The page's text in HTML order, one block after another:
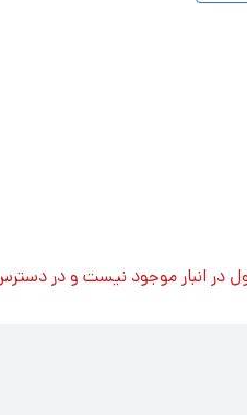
در انبار موجود نیست و در